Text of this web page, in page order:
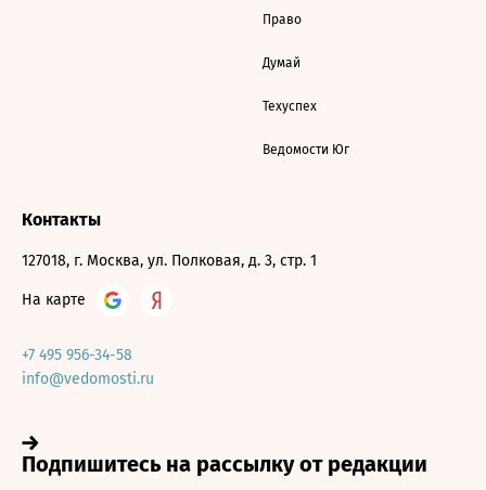
Право
Думай
Техуспех
Ведомости Юг
Контакты
127018, г. Москва, ул. Полковая, д. 3, стр. 1
На карте
+7 495 956-34-58
info@vedomosti.ru